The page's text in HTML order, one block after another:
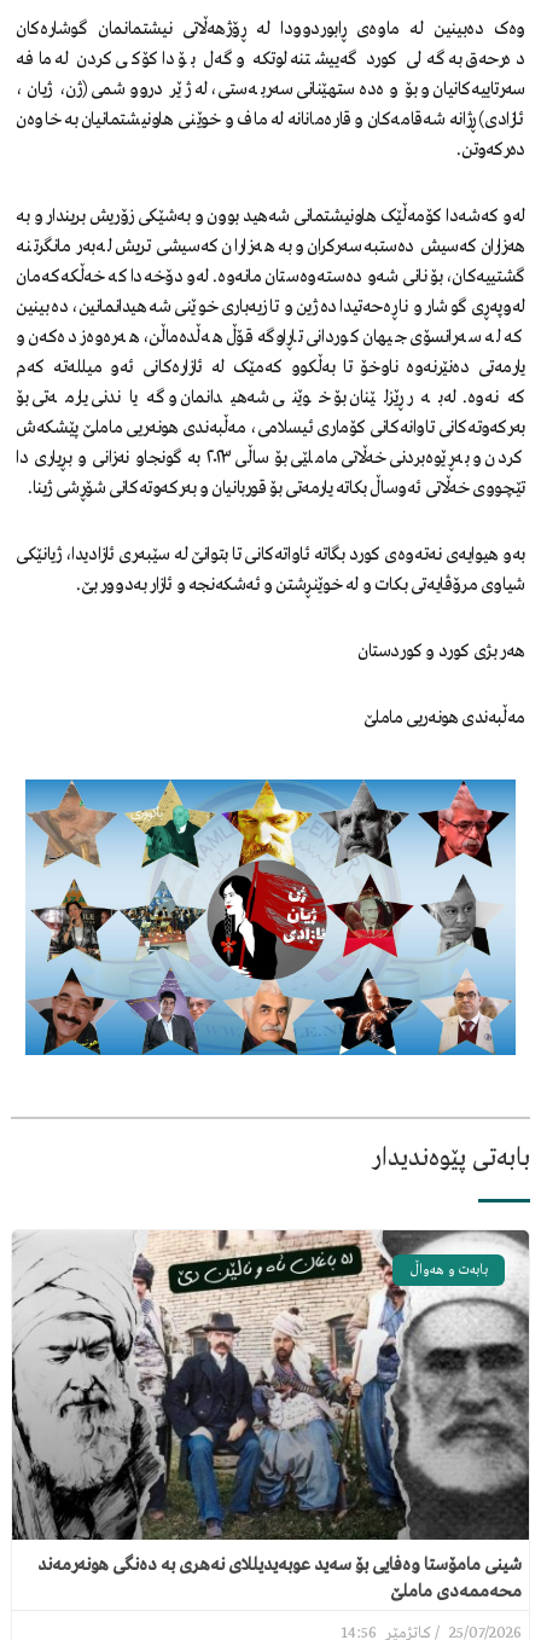
وەک دەبینین لە ماوەی ڕابوردوودا لە ڕۆژهەڵاتی نیشتمانمان گوشارەکان
دەرحەق بە گەلی کورد گەییشتنە لوتکە و گەل بۆ داکۆکی کردن لە مافە
سەرتاییەکانیان و بۆ وەدەستهێنانی سەربەستی، لە ژێر درووشمی (ژن، ژیان،
ئازادی) ڕژانە شەقامەکان و قارەمانانە لە ماف و خوێنی هاونیشتمانیان بە خاوەن
دەرکەوتن.
لەو کەشەدا کۆمەڵێک هاونیشتمانی شەهید بوون و بەشێکی زۆریش بریندار و بە
هەزاران کەسیش دەستبەسەرکران و بە هەزاران کەسیشی تریش لەبەر مانگرتنە
گشتییەکان، بۆ نانی شەو دەستەوەستان مانەوە. لەو دۆخەدا کە خەڵکەکەمان
لەوپەڕی گوشار و ناڕەحەتیدا دەژین و تازیەباری خوێنی شەهیدانمانین، دەبینین
کە لە سەرانسۆی جیهان کوردانی تاڕاوگە قۆڵ هەڵدەماڵن، هەرەوەز دەکەن و
یارمەتی دەنێرنەوە ناوخۆ تا بەڵکوو کەمێک لە ئازارەکانی ئەو میللەتە کەم
کەنەوە. لەبەر ڕێزلێنان بۆ خوێنی شەهیدانمان و گەیاندنی یارمەتی بۆ
بەرکەوتەکانی تاوانەکانی کۆماری ئیسلامی، مەڵبەندی هونەریی ماملێ پێشکەش
کردن و بەڕێوەبردنی خەڵاتی ماملێی بۆ ساڵی ٢٠٢٣ بە گونجاو نەزانی و بڕیاری دا
تێچووی خەڵاتی ئەوساڵ بکاتە یارمەتی بۆ قوربانیان و بەرکەوتەکانی شۆڕشی ژینا.
بەو هیوایەی نەتەوەی کورد بگاتە ئاواتەکانی تا بتوانێ لە سێبەری ئازادیدا، ژیانێکی
شیاوی مرۆڤایەتی بکات و لە خوێنڕشتن و ئەشکەنجە و ئازار بەدوور بێ.
هەر بژی کورد و کوردستان
مەڵبەندی هونەریی ماملێ
بابەتی پێوەندیدار
بابەت و هەواڵ
شینی مامۆستا وەفایی بۆ سەید عوبەیدیللای نەهری بە دەنگی هونەرمەند
محەممەدی ماملێ
25/07/2026